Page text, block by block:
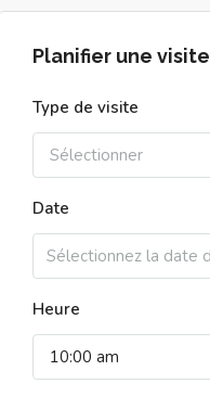
Planifier une visite
Type de visite
Sélectionner
Date
Heure
10:00 am